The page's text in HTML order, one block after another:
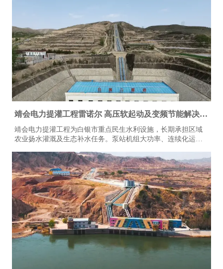
靖会电力提灌工程雷诺尔 高压软起动及变频节能解决方
案
靖会电力提灌工程为白银市重点民生水利设施，长期承担区域
农业扬水灌溉及生态补水任务。泵站机组大功率、连续化运行
苛。本项目全域规模化应用上海雷诺尔高压产品，目前现场部
署高压软起动柜80余台、高压变频器20余台，设备分阶段投
运、迭代升级。2015年至今批量接入高压产品，全系列设备经
长期工况验证，运行状态稳定可靠。